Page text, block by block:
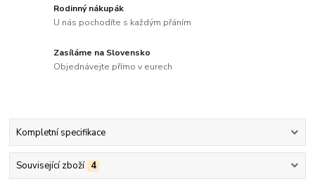
Rodinný nákupák
U nás pochodíte s každým přáním
Zasíláme na Slovensko
Objednávejte přímo v eurech
Kompletní specifikace
Související zboží 4